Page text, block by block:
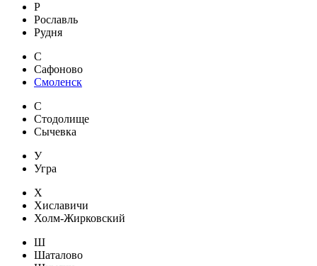
Р
Рославль
Рудня
С
Сафоново
Смоленск
С
Стодолище
Сычевка
У
Угра
Х
Хиславичи
Холм-Жирковский
Ш
Шаталово